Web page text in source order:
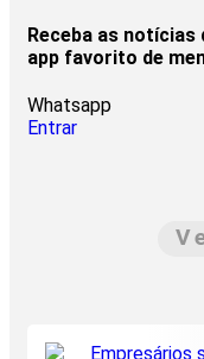
Receba as notícias
app favorito de
Whatsapp
Entrar